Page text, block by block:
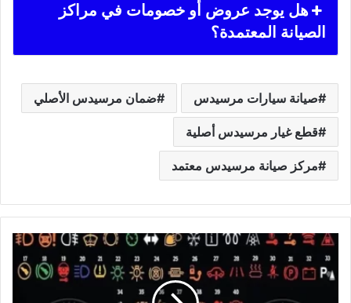
هل يوجد عروض أو خصومات في مراكز
الصيانة المعتمدة؟
صيانة سيارات مرسيدس ضمان مرسيدس الأصلي
قطع غيار مرسيدس أصلية
مركز صيانة مرسيدس معتمد
علامات
اعطال
bmw